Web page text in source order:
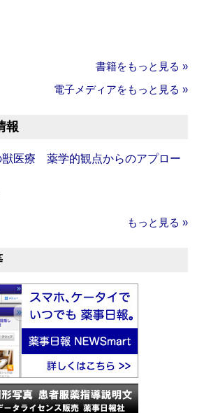
書籍をもっと見る »
電子メディアをもっと見る »
報
獣医療 薬学的観点からのアプロー
もっと見る »